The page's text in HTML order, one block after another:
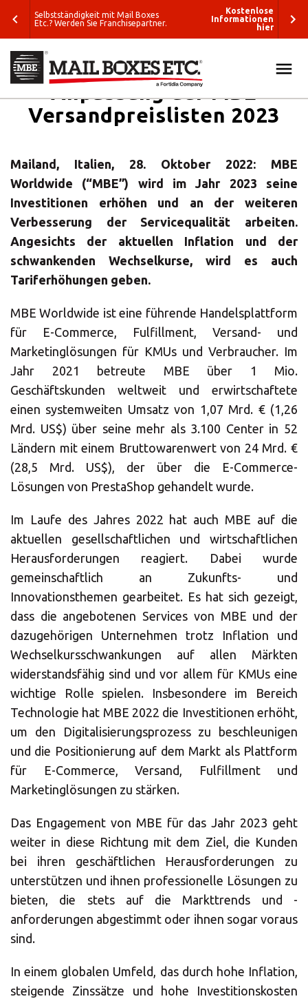
Selbstständigkeit mit Mail Boxes
Etc.? Werden Sie Franchisepartner.
Kostenlose
Informationen
hier
VERPACKUNG & VERSAND
E-COMMERCE & LOGISTIK
GRAFIK & DRUCK
ETC.
SUCHEN
ALLE
LÖSUNGEN
verschicken?
Wohin wollen
Sie versenden?
Verpackungslösungen
Business-
ALLE
LÖSUNGEN
Logistiklösungen
E-Commerce
ALLE
LÖSUNGEN
Drucklösungen
ALLE
LÖSUNGEN
Postservices
ALLE
LÖSUNGEN
Anpassung der MBE
Versandpreislisten 2023
Mailand, Italien, 28. Oktober 2022: MBE
Worldwide (“MBE”) wird im Jahr 2023 seine
Investitionen erhöhen und an der weiteren
Verbesserung der Servicequalität arbeiten.
Angesichts der aktuellen Inflation und der
schwankenden Wechselkurse, wird es auch
Tariferhöhungen geben.
MBE Worldwide ist eine führende Handelsplattform
für E-Commerce, Fulfillment, Versand- und
Marketinglösungen für KMUs und Verbraucher. Im
Jahr 2021 betreute MBE über 1 Mio.
Geschäftskunden weltweit und erwirtschaftete
einen systemweiten Umsatz von 1,07 Mrd. € (1,26
Mrd. US$) über seine mehr als 3.100 Center in 52
Ländern mit einem Bruttowarenwert von 24 Mrd. €
(28,5 Mrd. US$), der über die E-Commerce-
Lösungen von PrestaShop gehandelt wurde.
Im Laufe des Jahres 2022 hat auch MBE auf die
aktuellen gesellschaftlichen und wirtschaftlichen
Herausforderungen reagiert. Dabei wurde
gemeinschaftlich an Zukunfts- und
Innovationsthemen gearbeitet. Es hat sich gezeigt,
dass die angebotenen Services von MBE und der
dazugehörigen Unternehmen trotz Inflation und
Wechselkursschwankungen auf allen Märkten
widerstandsfähig sind und vor allem für KMUs eine
wichtige Rolle spielen. Insbesondere im Bereich
Technologie hat MBE 2022 die Investitionen erhöht,
um den Digitalisierungsprozess zu beschleunigen
und die Positionierung auf dem Markt als Plattform
für E-Commerce, Versand, Fulfillment und
Marketinglösungen zu stärken.
Das Engagement von MBE für das Jahr 2023 geht
weiter in diese Richtung mit dem Ziel, die Kunden
bei ihren geschäftlichen Herausforderungen zu
unterstützen und ihnen professionelle Lösungen zu
bieten, die stets auf die Markttrends und -
anforderungen abgestimmt oder ihnen sogar voraus
sind.
In einem globalen Umfeld, das durch hohe Inflation,
steigende Zinssätze und hohe Investitionskosten